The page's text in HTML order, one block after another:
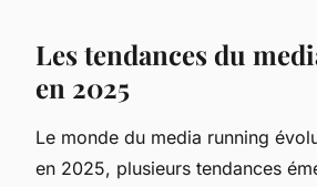
Les tendances du
en 2025
Le monde du media running
en 2025, plusieurs tendances